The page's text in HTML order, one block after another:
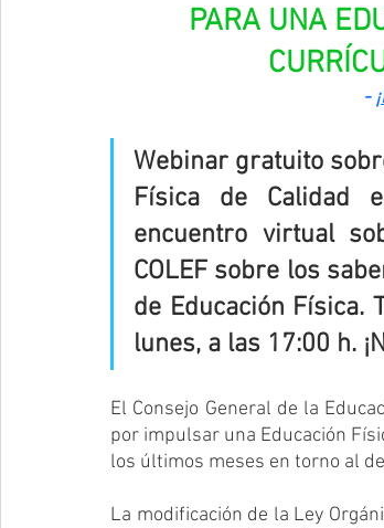
PARA UNA
-
Webinar gratuito
Física de Calidad
encuentro virtual
COLEF sobre los
de Educación Física.
lunes, a las 17:00 h.
El Consejo General de la
por impulsar una Educación
los últimos meses en torno al
La modificación de la Ley